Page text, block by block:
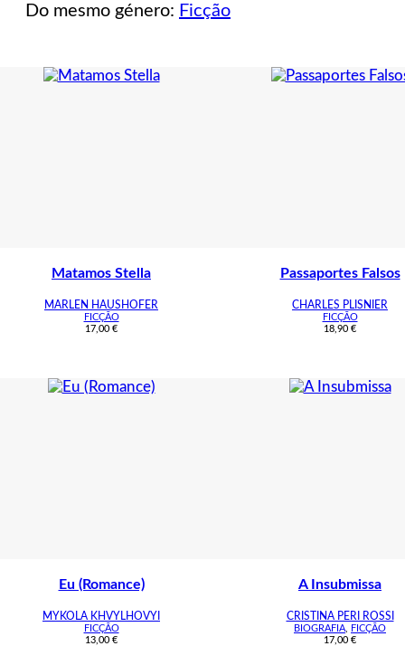
Do mesmo género: Ficção
Matamos Stella
MARLEN HAUSHOFER
FICÇÃO
17,00 €
Passaportes Falsos
CHARLES PLISNIER
FICÇÃO
18,90 €
Eu (Romance)
MYKOLA KHVYLHOVYI
FICÇÃO
13,00 €
A Insubmissa
CRISTINA PERI ROSSI
BIOGRAFIA
FICÇÃO
17,00 €